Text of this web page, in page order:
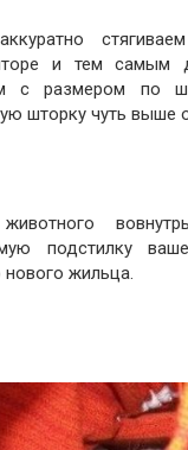
и тем самым
с размером по
шторку чуть выше
подстилку
нового жильца.